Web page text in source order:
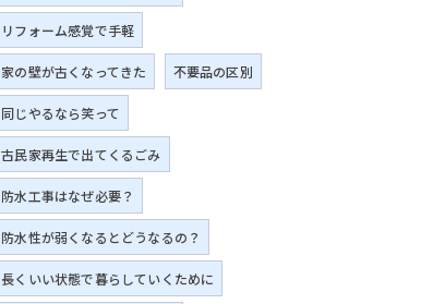
リフォーム感覚で手軽
家の壁が古くなってきた 不要品の区別
同じやるなら笑って
古民家再生で出てくるごみ
防水工事はなぜ必要？
防水性が弱くなるとどうなるの？
長くいい状態で暮らしていくために